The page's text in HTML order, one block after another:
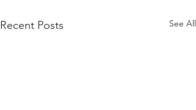
Recent Posts See All